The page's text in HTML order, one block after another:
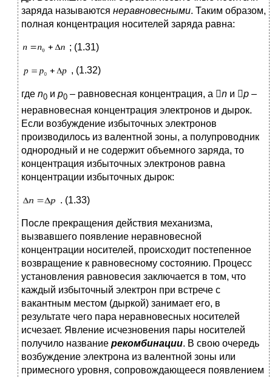
заряда называются неравновесными. Таким образом,
полная концентрация носителей заряда равна:
; (1.31)
, (1.32)
где n0 и p0 – равновесная концентрация, а n и p –
неравновесная концентрация электронов и дырок.
Если возбуждение избыточных электронов
производилось из валентной зоны, а полупроводник
однородный и не содержит объемного заряда, то
концентрация избыточных электронов равна
концентрации избыточных дырок:
. (1.33)
После прекращения действия механизма,
вызвавшего появление неравновесной
концентрации носителей, происходит постепенное
возвращение к равновесному состоянию. Процесс
установления равновесия заключается в том, что
каждый избыточный электрон при встрече с
вакантным местом (дыркой) занимает его, в
результате чего пара неравновесных носителей
исчезает. Явление исчезновения пары носителей
получило название рекомбинации. В свою очередь
возбуждение электрона из валентной зоны или
примесного уровня, сопровождающееся появлением